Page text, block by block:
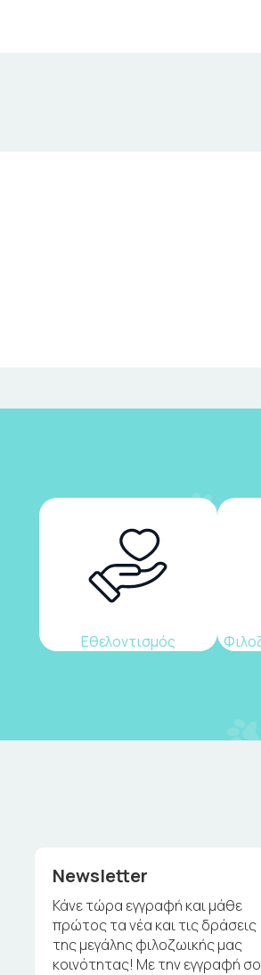
Εθελοντισμός
Newsletter
Κάνε τώρα εγγραφή και μάθε
πρώτος τα νέα και τις δράσεις
της μεγάλης φιλοζωικής μας
κοινότητας! Με την εγγραφή